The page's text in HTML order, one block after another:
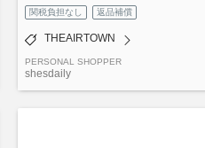
関税負担なし 返品補償
THEAIRTOWN
PERSONAL SHOPPER
shesdaily